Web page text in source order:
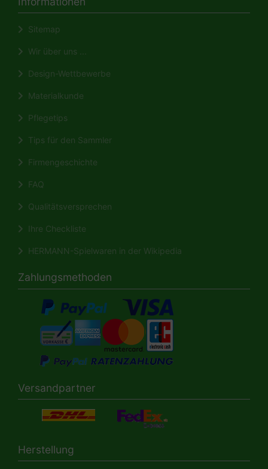
Sitemap
Wir über uns ...
Design-Wettbewerbe
Materialkunde
Pflegetips
Tips für den Sammler
Firmengeschichte
FAQ
Qualitätsversprechen
Ihre Checkliste
HERMANN-Spielwaren in der Wikipedia
Zahlungsmethoden
Versandpartner
Herstellung